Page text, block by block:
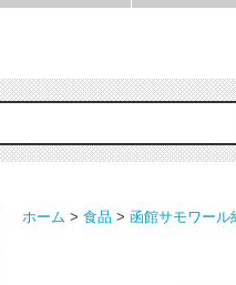
ホーム > 食品 > 函館サモワール